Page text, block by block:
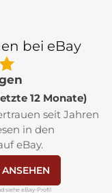
bei eBay
12 Monate)
seit Jahren
in den
eBay.
siehe eBay-Profil